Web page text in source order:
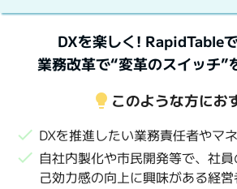
DXを楽しく! RapidTable
業務改革で“変革のスイッチ”
lightbulb このような方にお
check DXを推進したい業務責任者やマ
check 自社内製化や市民開発等で、社
己効力感の向上に興味がある経